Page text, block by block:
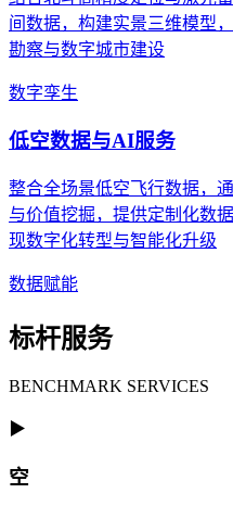
间数据，构建实景三维模型
勘察与数字城市建设
数字孪生
低空数据与AI服务
整合全场景低空飞行数据，
与价值挖掘，提供定制化数
现数字化转型与智能化升级
数据赋能
标杆服务
BENCHMARK SERVICES
▶
空